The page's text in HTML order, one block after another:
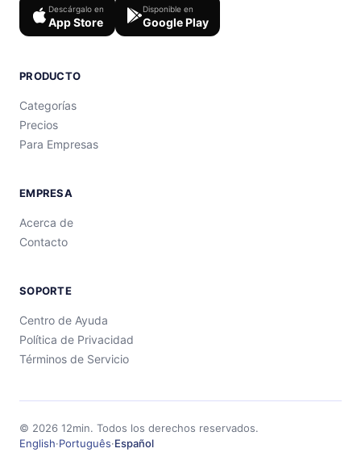
Descárgalo en
App Store
Disponible en
Google Play
PRODUCTO
Categorías
Precios
Para Empresas
EMPRESA
Acerca de
Contacto
SOPORTE
Centro de Ayuda
Política de Privacidad
Términos de Servicio
© 2026 12min. Todos los derechos reservados.
English·Português·Español